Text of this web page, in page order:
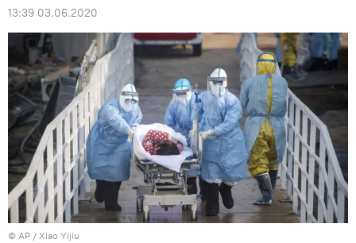
13:39 03.06.2020
© AP / Xiao Yijiu